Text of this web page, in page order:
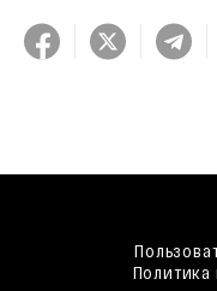
Политика